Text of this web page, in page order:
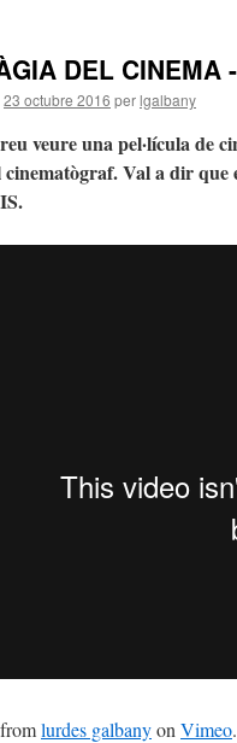
DEL CINEMA
23 octubre 2016 perlgalbany
veure una pel·lícula de
cinematògraf. Val a dir
fromlurdes galbanyon Vimeo.